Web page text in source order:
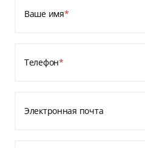
Ваше имя*
Телефон*
Электронная почта